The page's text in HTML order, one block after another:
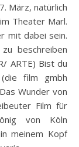
März, natürlich
Theater Marl.
mit dabei sein.
beschreiben
ARTE) Bist du
(die film gmbh
Wunder von
Film für
von Köln
meinem Kopf